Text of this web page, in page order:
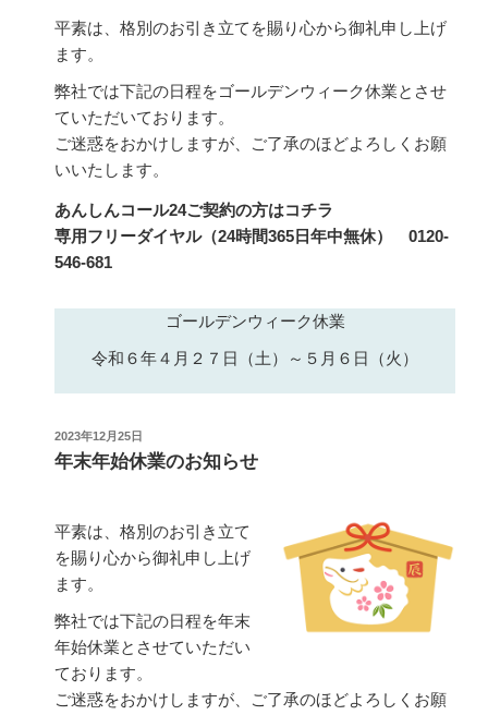
平素は、格別のお引き立てを賜り心から御礼申し上げ
ます。
弊社では下記の日程をゴールデンウィーク休業とさせ
ていただいております。
ご迷惑をおかけしますが、ご了承のほどよろしくお願
いいたします。
あんしんコール24ご契約の方はコチラ
専用フリーダイヤル（24時間365日年中無休） 0120-
546-681
ゴールデンウィーク休業
令和６年４月２７日（土）～５月６日（火）
投
稿
日:
2023年12月25日
年末年始休業のお知らせ
平素は、格別のお引き立て
を賜り心から御礼申し上げ
ます。
弊社では下記の日程を年末
年始休業とさせていただい
ております。
ご迷惑をおかけしますが、ご了承のほどよろしくお願